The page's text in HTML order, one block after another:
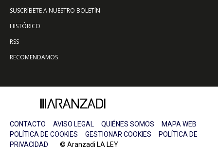
SUSCRÍBETE A NUESTRO BOLETÍN
HISTÓRICO
RSS
RECOMENDAMOS
CONTACTO AVISO LEGAL QUIÉNES SOMOS
MAPA WEB
POLÍTICA DE COOKIES
GESTIONAR COOKIES
POLÍTICA DE
PRIVACIDAD © Aranzadi LA LEY